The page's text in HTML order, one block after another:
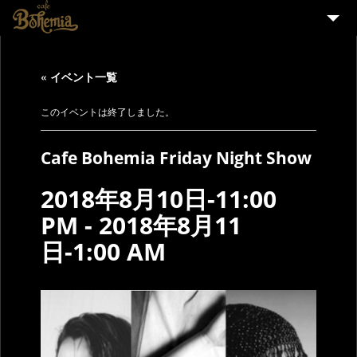
EVENT
ENGLISH
« イベント一覧
このイベントは終了しました。
Cafe Bohemia Friday Night Show
2018年8月10日-11:00
PM - 2018年8月11
日-1:00 AM